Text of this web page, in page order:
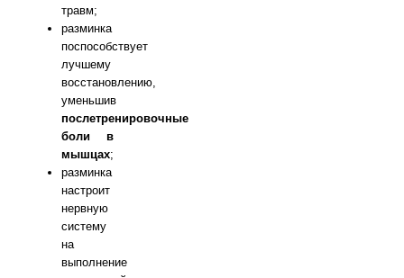
травм;
разминка
поспособствует
лучшему
восстановлению,
уменьшив
послетренировочные
боли в
мышцах;
разминка
настроит
нервную
систему
на
выполнение